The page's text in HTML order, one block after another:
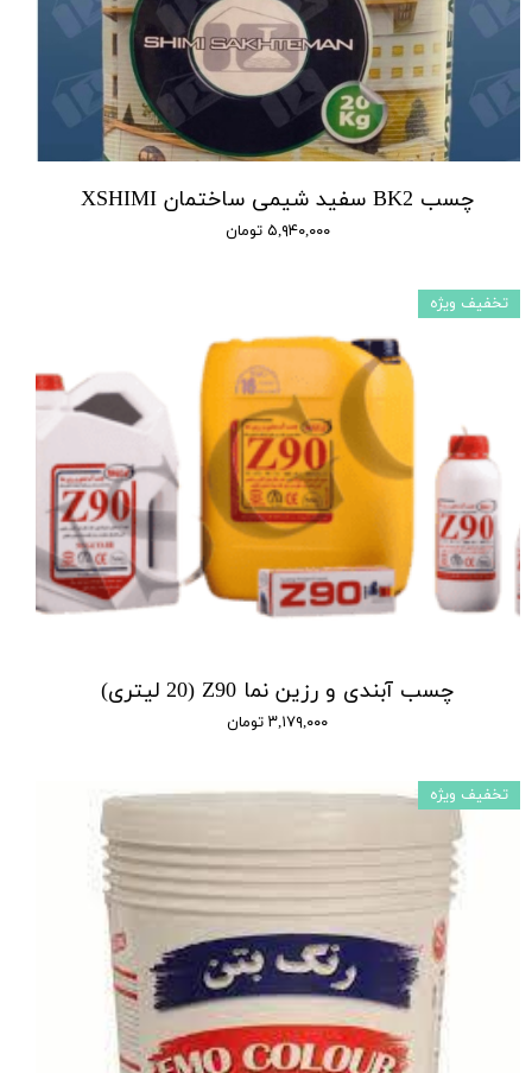
چسب BK2 سفید شیمی ساختمان XSHIMI
۵,۹۴۰,۰۰۰ تومان
چسب آبندی و رزین نما Z90 (20 لیتری)
۳,۱۷۹,۰۰۰ تومان
تخفیف ویژه
تخفیف ویژه